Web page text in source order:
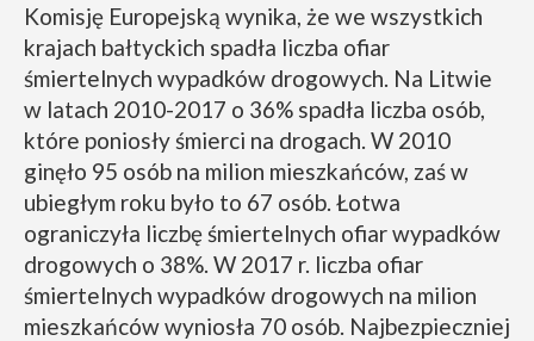
Komisję Europejską wynika, że we wszystkich
krajach bałtyckich spadła liczba ofiar
śmiertelnych wypadków drogowych. Na Litwie
w latach 2010-2017 o 36% spadła liczba osób,
które poniosły śmierci na drogach. W 2010
ginęło 95 osób na milion mieszkańców, zaś w
ubiegłym roku było to 67 osób. Łotwa
ograniczyła liczbę śmiertelnych ofiar wypadków
drogowych o 38%. W 2017 r. liczba ofiar
śmiertelnych wypadków drogowych na milion
mieszkańców wyniosła 70 osób. Najbezpieczniej